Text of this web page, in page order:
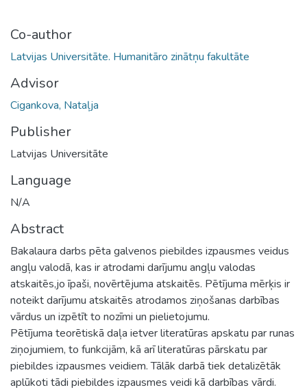
Co-author
Latvijas Universitāte. Humanitāro zinātņu fakultāte
Advisor
Cigankova, Nataļja
Publisher
Latvijas Universitāte
Language
N/A
Abstract
Bakalaura darbs pēta galvenos piebildes izpausmes veidus
angļu valodā, kas ir atrodami darījumu angļu valodas
atskaitēs,jo īpaši, novērtējuma atskaitēs. Pētījuma mērķis ir
noteikt darījumu atskaitēs atrodamos ziņošanas darbības
vārdus un izpētīt to nozīmi un pielietojumu.
Pētījuma teorētiskā daļa ietver literatūras apskatu par runas
ziņojumiem, to funkcijām, kā arī literatūras pārskatu par
piebildes izpausmes veidiem. Tālāk darbā tiek detalizētāk
aplūkoti tādi piebildes izpausmes veidi kā darbības vārdi.